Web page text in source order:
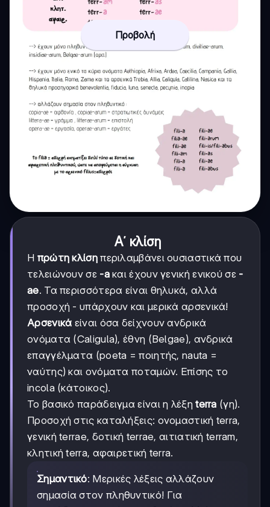
Προβολή
Α΄ κλίση
Η πρώτη κλίσηπεριλαμβάνει ουσιαστικά που
τελειώνουν σε -aκαι έχουν γενική ενικού σε -
ae. Τα περισσότερα είναι θηλυκά, αλλά
προσοχή - υπάρχουν και μερικά αρσενικά!
Αρσενικά είναι όσα δείχνουν ανδρικά
ονόματα (Caligula), έθνη (Belgae), ανδρικά
επαγγέλματα (poeta = ποιητής, nauta =
ναύτης) και ονόματα ποταμών. Επίσης το
incola (κάτοικος).
Το βασικό παράδειγμα είναι η λέξηterra (γη).
Προσοχή στις καταλήξεις: ονομαστική terra,
γενική terrae, δοτική terrae, αιτιατική terram,
κλητική terra, αφαιρετική terra.
Σημαντικό: Μερικές λέξεις αλλάζουν
σημασία στον πληθυντικό! Για